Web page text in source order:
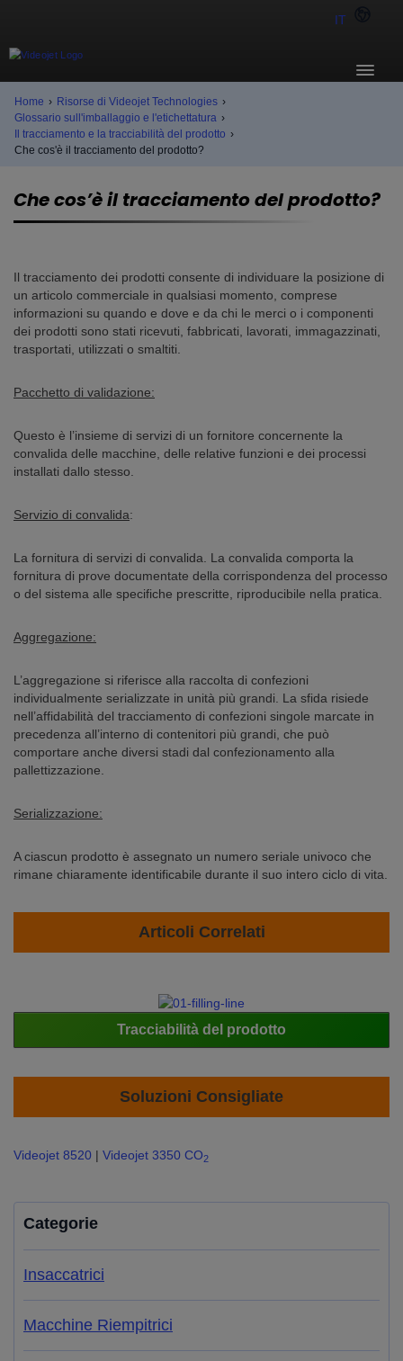
IT
Home › Risorse di Videojet Technologies ›
Glossario sull'imballaggio e l'etichettatura ›
Il tracciamento e la tracciabilità del prodotto ›
Che cos'è il tracciamento del prodotto?
Che cos’è il tracciamento del prodotto?
Il tracciamento dei prodotti consente di individuare la posizione di
un articolo commerciale in qualsiasi momento, comprese
informazioni su quando e dove e da chi le merci o i componenti
dei prodotti sono stati ricevuti, fabbricati, lavorati, immagazzinati,
trasportati, utilizzati o smaltiti.
Pacchetto di validazione:
Questo è l’insieme di servizi di un fornitore concernente la
convalida delle macchine, delle relative funzioni e dei processi
installati dallo stesso.
Servizio di convalida:
La fornitura di servizi di convalida. La convalida comporta la
fornitura di prove documentate della corrispondenza del processo
o del sistema alle specifiche prescritte, riproducibile nella pratica.
Aggregazione:
L’aggregazione si riferisce alla raccolta di confezioni
individualmente serializzate in unità più grandi. La sfida risiede
nell’affidabilità del tracciamento di confezioni singole marcate in
precedenza all’interno di contenitori più grandi, che può
comportare anche diversi stadi dal confezionamento alla
pallettizzazione.
Serializzazione:
A ciascun prodotto è assegnato un numero seriale univoco che
rimane chiaramente identificabile durante il suo intero ciclo di vita.
Articoli Correlati
Tracciabilità del prodotto
Soluzioni Consigliate
Videojet 8520 | Videojet 3350 CO2
Categorie
Insaccatrici
Macchine Riempitrici